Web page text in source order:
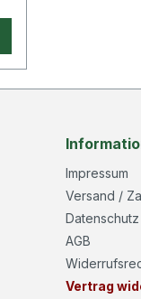
Impressum
Versand /
Datenschutz
AGB
Vertrag